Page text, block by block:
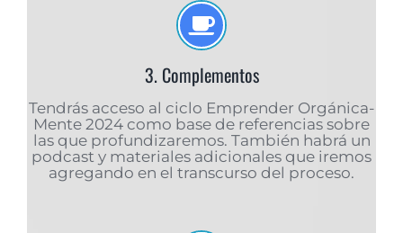
3. Complementos
Tendrás acceso al ciclo Emprender Orgánica-
Mente 2024 como base de referencias sobre
las que profundizaremos. También habrá un
podcast y materiales adicionales que iremos
agregando en el transcurso del proceso.